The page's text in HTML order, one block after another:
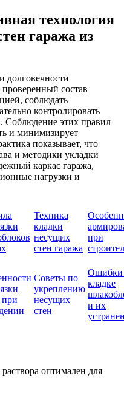
технология
гаража из
долговечности
состав
соблюдать
контролировать
Соблюдение этих правил
и минимизирует
показывает, что
и методики укладки
каркас гаража,
нагрузки и
Техника
кладки
несущих
стен гаража
при
при
Советы по
укреплению
несущих
стен
Ошибки
кладке
и их
оптимален для